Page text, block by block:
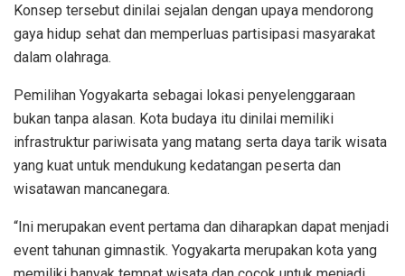
Konsep tersebut dinilai sejalan dengan upaya mendorong
gaya hidup sehat dan memperluas partisipasi masyarakat
dalam olahraga.
Pemilihan Yogyakarta sebagai lokasi penyelenggaraan
bukan tanpa alasan. Kota budaya itu dinilai memiliki
infrastruktur pariwisata yang matang serta daya tarik wisata
yang kuat untuk mendukung kedatangan peserta dan
wisatawan mancanegara.
“Ini merupakan event pertama dan diharapkan dapat menjadi
event tahunan gimnastik. Yogyakarta merupakan kota yang